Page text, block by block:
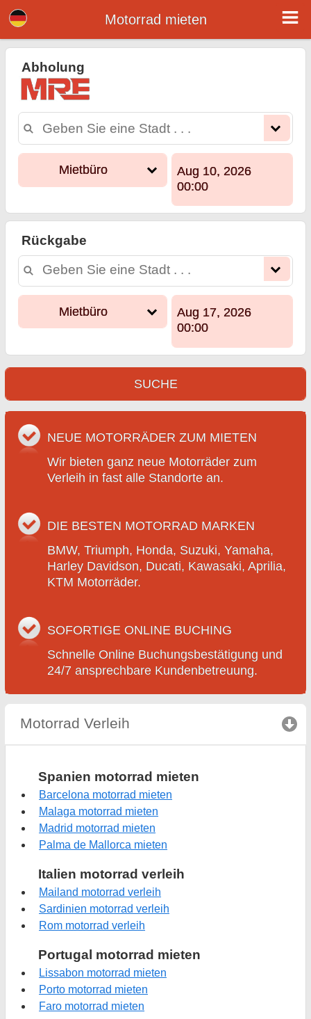
Motorradvermietung,
motorrad mieten,
motorradverleih
Мotorrad mieten
Abholung
Mietbüro
Aug 10, 2026
00:00
Rückgabe
Mietbüro
Aug 17, 2026
00:00
SUCHE
NEUE MOTORRÄDER ZUM MIETEN
Wir bieten ganz neue Motorräder zum
Verleih in fast alle Standorte an.
DIE BESTEN MOTORRAD MARKEN
BMW, Triumph, Honda, Suzuki, Yamaha,
Harley Davidson, Ducati, Kawasaki, Aprilia,
KTM Motorräder.
SOFORTIGE ONLINE BUCHING
Schnelle Online Buchungsbestätigung und
24/7 ansprechbare Kundenbetreuung.
Motorrad Verleih click to collapse contents
Spanien motorrad mieten
Barcelona motorrad mieten
Malaga motorrad mieten
Madrid motorrad mieten
Palma de Mallorca mieten
Italien motorrad verleih
Mailand motorrad verleih
Sardinien motorrad verleih
Rom motorrad verleih
Portugal motorrad mieten
Lissabon motorrad mieten
Porto motorrad mieten
Faro motorrad mieten